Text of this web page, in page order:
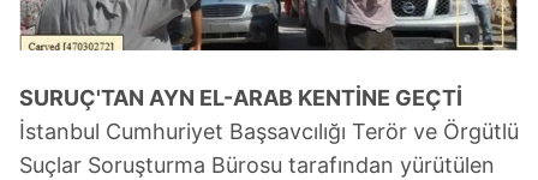
SURUÇ'TAN AYN EL-ARAB KENTİNE GEÇTİ
İstanbul Cumhuriyet Başsavcılığı Terör ve Örgütlü
Suçlar Soruşturma Bürosu tarafından yürütülen